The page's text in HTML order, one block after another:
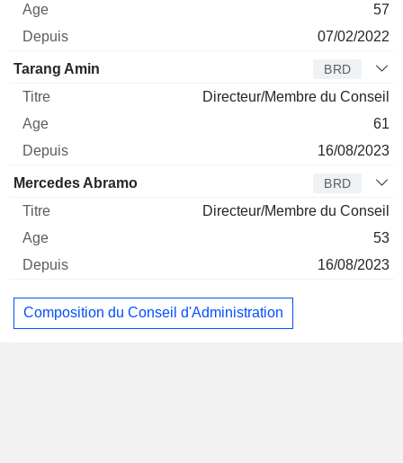
57
07/02/2022
Tarang Amin BRD
Directeur/Membre du Conseil
61
16/08/2023
Mercedes Abramo BRD
Directeur/Membre du Conseil
53
16/08/2023
Composition du Conseil d'Administration